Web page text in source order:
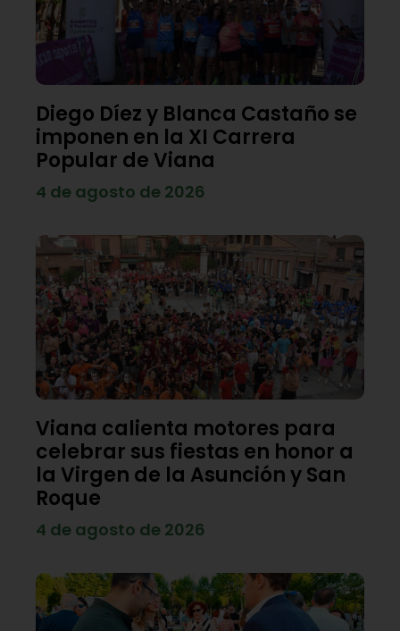
Diego Díez y Blanca Castaño se
imponen en la XI Carrera
Popular de Viana
4 de agosto de 2026
Viana calienta motores para
celebrar sus fiestas en honor a
la Virgen de la Asunción y San
Roque
4 de agosto de 2026